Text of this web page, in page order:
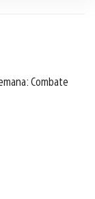
Combate